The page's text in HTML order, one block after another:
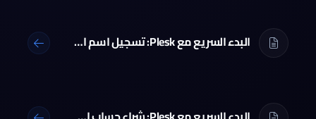
البدء السريع مع Plesk: تسجيل اسم النطاق